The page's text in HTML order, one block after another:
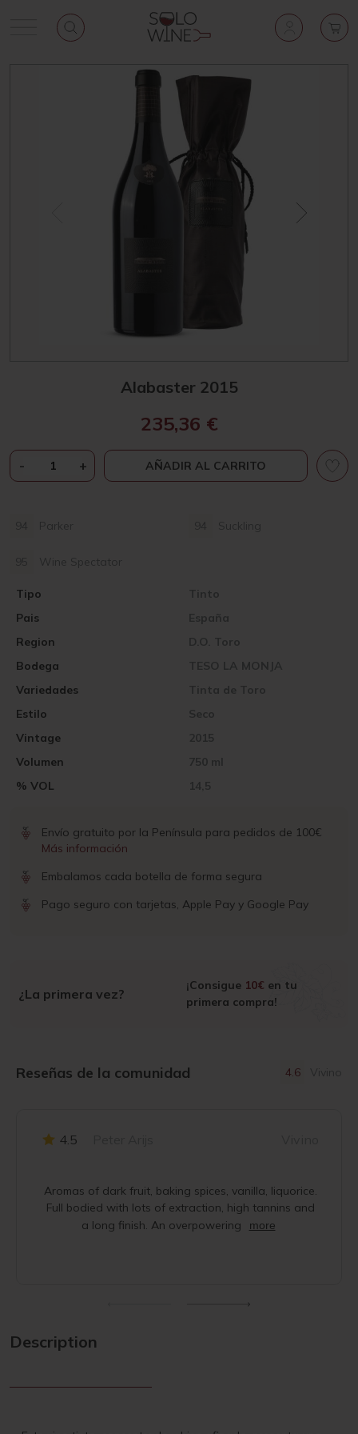
Alabaster 2015
Parker Suckling
Wine Spectator
Pais España
Vintage 2015
Region D.O. Toro
Volumen 750 ml
Bodega TESO LA MONJA
% VOL 14,5
Variedades Tinta de Toro
Tipo Tinto
Estilo Seco
235,36 €
-ALABASTER
2015
+ AÑADIR AL CARRITO
Envío gratuito por la Península para pedidos de 100€
Más información
Embalamos cada botella de forma segura
Pago seguro con tarjetas, Apple Pay y Google Pay
¿La primera vez?
¡Consigue 10€ en tu
primera compra!
Reseñas de la comunidad 4.6 Vivino
4.5
Aromas of dark fruit, baking spices, vanilla, liquorice.
Full bodied with lots of extraction, high tannins and
a long finish. An overpowering
more
Description